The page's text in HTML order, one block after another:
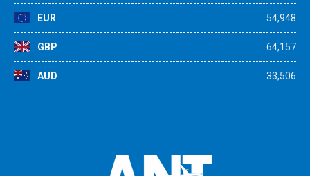
EUR 54,948
GBP 64,157
AUD 33,506